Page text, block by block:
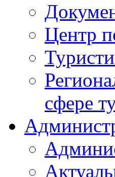
Центр
сфере